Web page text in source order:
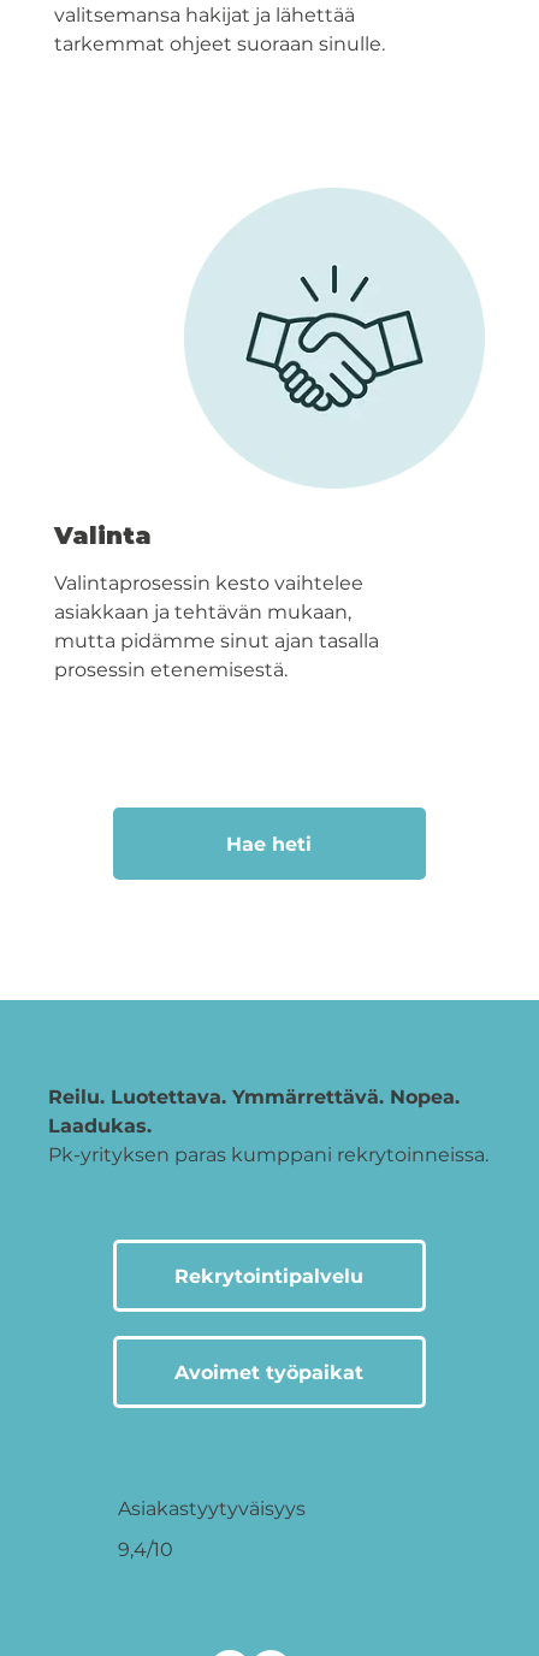
valitsemansa hakijat ja lähettää
tarkemmat ohjeet suoraan sinulle.
Valinta
Valintaprosessin kesto vaihtelee
asiakkaan ja tehtävän mukaan,
mutta pidämme sinut ajan tasalla
prosessin etenemisestä.
Hae heti
Reilu. Luotettava. Ymmärrettävä. Nopea.
Laadukas.
Pk-yrityksen paras kumppani rekrytoinneissa.
Rekrytointipalvelu
Avoimet työpaikat
Asiakastyytyväisyys
9,4/10